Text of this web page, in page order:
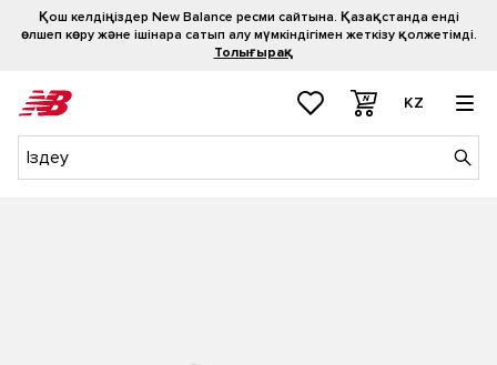
Қош келдіңіздер New Balance ресми сайтына. Қазақстанда енді
өлшеп көру және ішінара сатып алу мүмкіндігімен жеткізу қолжетімді.
Толығырақ
KZ